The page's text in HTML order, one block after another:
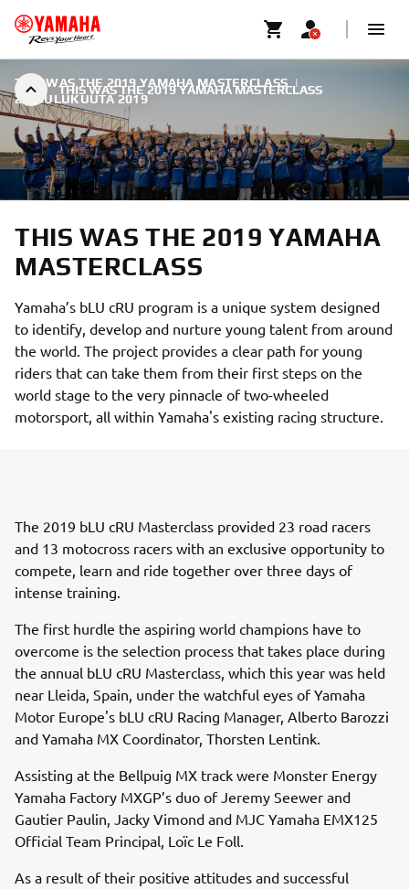
THIS WAS THE 2019 YAMAHA MASTERCLASS
THIS WAS THE 2019 YAMAHA MASTERCLASS |
2. JOULUKUUTA 2019
THIS WAS THE 2019 YAMAHA
MASTERCLASS
Yamaha’s bLU cRU program is a unique system designed
to identify, develop and nurture young talent from around
the world. The project provides a clear path for young
riders that can take them from their first steps on the
world stage to the very pinnacle of two-wheeled
motorsport, all within Yamaha's existing racing structure.
The 2019 bLU cRU Masterclass provided 23 road racers
and 13 motocross racers with an exclusive opportunity to
compete, learn and ride together over three days of
intense training.
The first hurdle the aspiring world champions have to
overcome is the selection process that takes place during
the annual bLU cRU Masterclass, which this year was held
near Lleida, Spain, under the watchful eyes of Yamaha
Motor Europe's bLU cRU Racing Manager, Alberto Barozzi
and Yamaha MX Coordinator, Thorsten Lentink.
Assisting at the Bellpuig MX track were Monster Energy
Yamaha Factory MXGP’s duo of Jeremy Seewer and
Gautier Paulin, Jacky Vimond and MJC Yamaha EMX125
Official Team Principal, Loïc Le Foll.
As a result of their positive attitudes and successful